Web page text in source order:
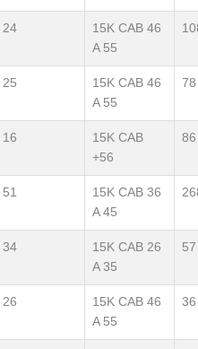
24
15K CAB 46
A 55
25
15K CAB 46
A 55
78
16
15K CAB
+56
86
51
15K CAB 36
A 45
34
15K CAB 26
A 35
57
26
15K CAB 46
A 55
36